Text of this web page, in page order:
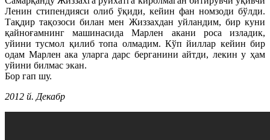
Ленин стипендияси олиб ўқиди, кейин фан номзоди бўлди.
Тақдир тақозоси билан мен Жиззахдан уйландим, бир куни
қайноғамнинг машинасида Марлен акани роса изладик,
уйини тусмол қилиб топа олмадим. Кўп йиллар кейин бир
одам Марлен ака уларга дарс берганини айтди, лекин у ҳам
уйини билмас экан.
Бор гап шу.
2012 й. Декабр